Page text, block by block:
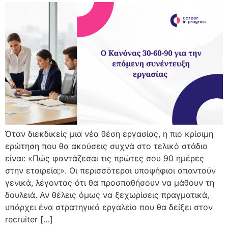
Όταν διεκδικείς μια νέα θέση εργασίας, η πιο κρίσιμη
ερώτηση που θα ακούσεις συχνά στο τελικό στάδιο
είναι: «Πώς φαντάζεσαι τις πρώτες σου 90 ημέρες
στην εταιρεία;». Οι περισσότεροι υποψήφιοι απαντούν
γενικά, λέγοντας ότι θα προσπαθήσουν να μάθουν τη
δουλειά. Αν θέλεις όμως να ξεχωρίσεις πραγματικά,
υπάρχει ένα στρατηγικό εργαλείο που θα δείξει στον
recruiter […]